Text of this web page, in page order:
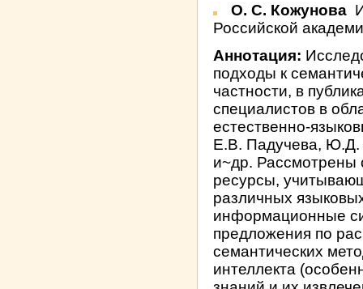
О. С. Кожунова
Российской
Аннотация:
подходы к
частности, в
специалистов в
естественно-
Е.В. Падучева, Ю.Д.
и~др. Рассмотрены
ресурсы,
различных
информационные
предложения по
семантических
интеллекта